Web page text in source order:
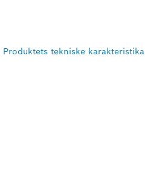
Produktets tekniske karakteristika